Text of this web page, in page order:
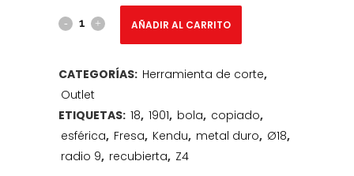
Fresa
metal
duro
punta
AÑADIR AL CARRITO
CATEGORÍAS: Herramienta de corte,
Outlet
ETIQUETAS: 18, 1901, bola, copiado,
esférica, Fresa, Kendu, metal duro, Ø18,
radio 9, recubierta, Z4